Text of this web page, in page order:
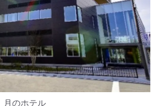
月のホテル